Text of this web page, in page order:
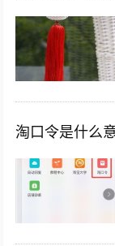
淘口令是什么